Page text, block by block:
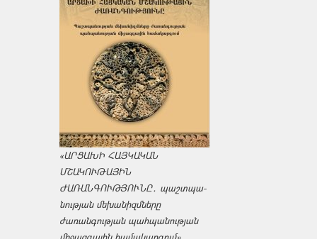
«ԱՐՑԱԽԻ ՀԱՅԿԱԿԱՆ
ՄՇԱԿՈՒԹԱՅԻՆ
ԺԱՌԱՆԳՈՒԹՅՈՒՆԸ․ պաշտպա­
նության մեխանիզմները
ժառանգության պահպանության